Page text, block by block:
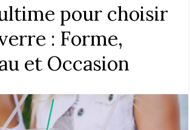
pour choisir
: Forme,
et Occasion